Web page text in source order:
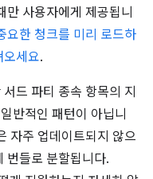
만 사용자에게 제공됩니
요한 청크를 미리 로드하
오세요.
드 파티 종속 항목의 지
반적인 패턴이 아닙니
자주 업데이트되지 않으
번들로 분할됩니다.